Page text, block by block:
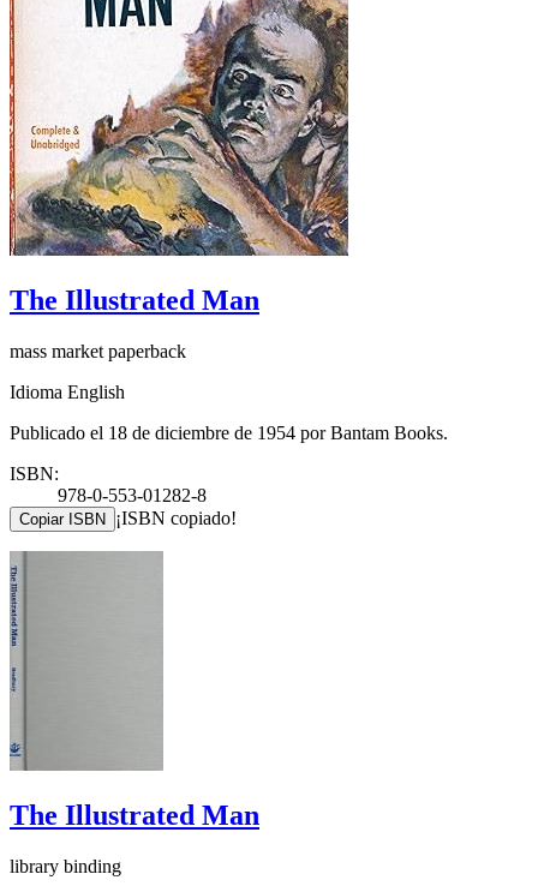
The Illustrated Man
mass market paperback
Idioma English
Publicado el 18 de diciembre de 1954 por Bantam Books.
ISBN:
978-0-553-01282-8
Copiar ISBN ¡ISBN copiado!
The Illustrated Man
library binding